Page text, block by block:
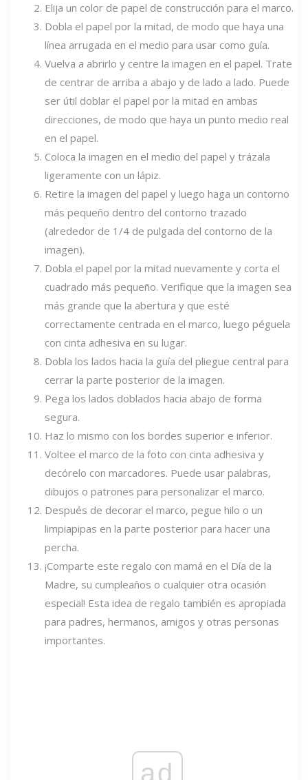
Elija un color de papel de construcción para el marco.
Dobla el papel por la mitad, de modo que haya una
línea arrugada en el medio para usar como guía.
Vuelva a abrirlo y centre la imagen en el papel. Trate
de centrar de arriba a abajo y de lado a lado. Puede
ser útil doblar el papel por la mitad en ambas
direcciones, de modo que haya un punto medio real
en el papel.
Coloca la imagen en el medio del papel y trázala
ligeramente con un lápiz.
Retire la imagen del papel y luego haga un contorno
más pequeño dentro del contorno trazado
(alrededor de 1/4 de pulgada del contorno de la
imagen).
Dobla el papel por la mitad nuevamente y corta el
cuadrado más pequeño. Verifique que la imagen sea
más grande que la abertura y que esté
correctamente centrada en el marco, luego péguela
con cinta adhesiva en su lugar.
Dobla los lados hacia la guía del pliegue central para
cerrar la parte posterior de la imagen.
Pega los lados doblados hacia abajo de forma
segura.
Haz lo mismo con los bordes superior e inferior.
Voltee el marco de la foto con cinta adhesiva y
decórelo con marcadores. Puede usar palabras,
dibujos o patrones para personalizar el marco.
Después de decorar el marco, pegue hilo o un
limpiapipas en la parte posterior para hacer una
percha.
¡Comparte este regalo con mamá en el Día de la
Madre, su cumpleaños o cualquier otra ocasión
especial! Esta idea de regalo también es apropiada
para padres, hermanos, amigos y otras personas
importantes.
ad